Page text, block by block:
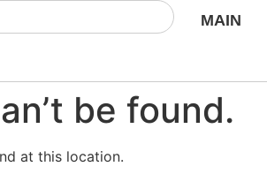
MAIN
be found.
at this location.